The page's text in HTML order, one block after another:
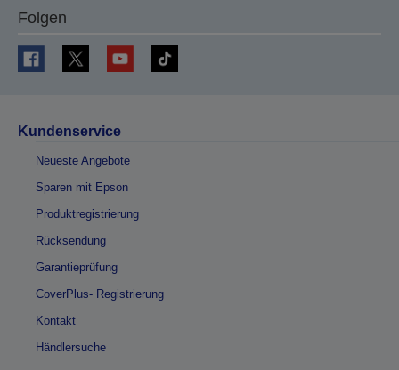
Folgen
Kundenservice
Neueste Angebote
Sparen mit Epson
Produktregistrierung
Rücksendung
Garantieprüfung
CoverPlus- Registrierung
Kontakt
Händlersuche